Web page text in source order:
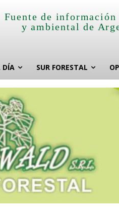
Fuente de
y ambiental de
DÍA SUR FORESTAL